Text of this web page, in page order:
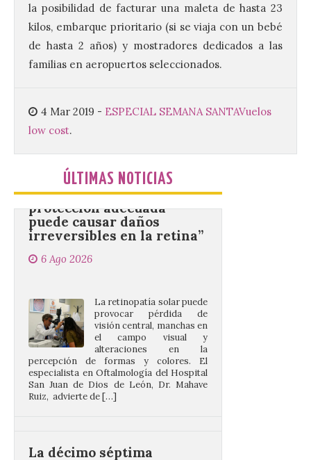
la posibilidad de facturar una maleta de hasta 23
kilos, embarque prioritario (si se viaja con un bebé
de hasta 2 años) y mostradores dedicados a las
familias en aeropuertos seleccionados.
4 Mar 2019 - ESPECIAL SEMANA SANTAVuelos
low cost.
ÚLTIMAS NOTICIAS
Se celebrará el próximo
domingo 16 de agosto, a
partir de las 23:00 horas,
en la Plaza Mayor de la
ciudad. El Salón de Plenos
oficial del Festival One […]
“Mirar un eclipse sin
protección adecuada
puede causar daños
irreversibles en la retina”
6 Ago 2026
visión central, manchas en
el campo visual y
alteraciones en la
percepción de formas y colores. El
especialista en Oftalmología del Hospital
San Juan de Dios de León, Dr. Mahave
Ruiz, advierte de […]
nos llega desde la